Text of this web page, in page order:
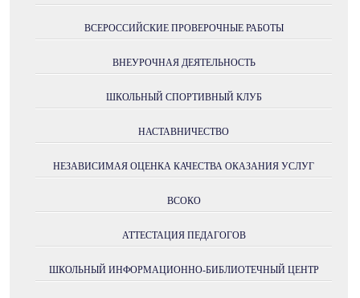
ВСЕРОССИЙСКИЕ ПРОВЕРОЧНЫЕ РАБОТЫ
ВНЕУРОЧНАЯ ДЕЯТЕЛЬНОСТЬ
ШКОЛЬНЫЙ СПОРТИВНЫЙ КЛУБ
НАСТАВНИЧЕСТВО
НЕЗАВИСИМАЯ ОЦЕНКА КАЧЕСТВА ОКАЗАНИЯ УСЛУГ
ВСОКО
АТТЕСТАЦИЯ ПЕДАГОГОВ
ШКОЛЬНЫЙ ИНФОРМАЦИОННО-БИБЛИОТЕЧНЫЙ ЦЕНТР